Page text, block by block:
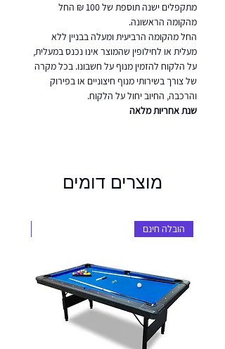
מתקפלים ישנה תוספת של 100 ₪ החל
מהקומה הראשונה.
החל מהקומה הרביעית ומעלה בבניין ללא
מעלית או לחילופין שהמוצר אינו נכנס במעלית,
על הלקוח להזמין מנוף על חשבונו. בכל מקרה
של צורך בשירותי מנוף חיצוניים או בפירוק
והרכבה, החיוב יחול על הלקוח.
שנת אחריות מלאה
מוצרים דומים
הובלה חינם